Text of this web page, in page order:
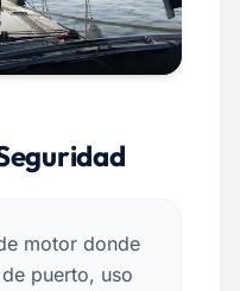
motor donde
puerto, uso